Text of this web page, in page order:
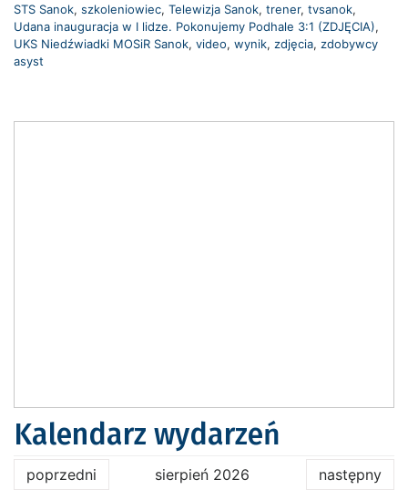
STS Sanok, szkoleniowiec, Telewizja Sanok, trener, tvsanok,
Udana inauguracja w I lidze. Pokonujemy Podhale 3:1 (ZDJĘCIA),
UKS Niedźwiadki MOSiR Sanok, video, wynik, zdjęcia, zdobywcy
asyst
Kalendarz wydarzeń
poprzedni sierpień 2026 następny